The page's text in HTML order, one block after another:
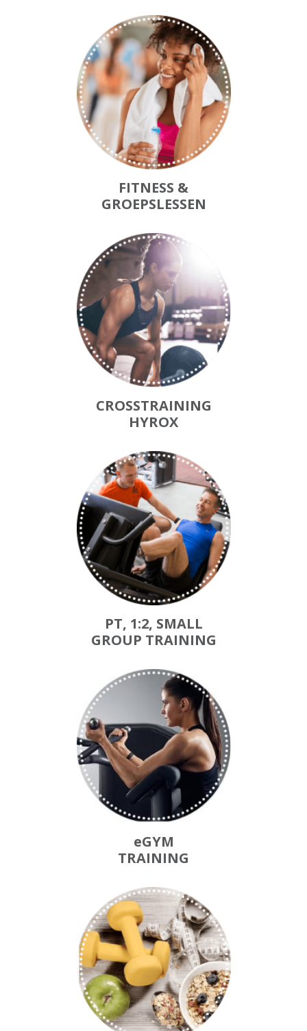
FITNESS &
GROEPSLESSEN
CROSSTRAINING
HYROX
PT, 1:2, SMALL
GROUP TRAINING
eGYM
TRAINING